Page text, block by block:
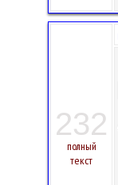
232
полный
текст